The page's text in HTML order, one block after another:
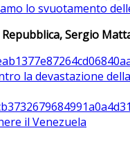
lo svuotamento
Sergio
la devastazione
il Venezuela